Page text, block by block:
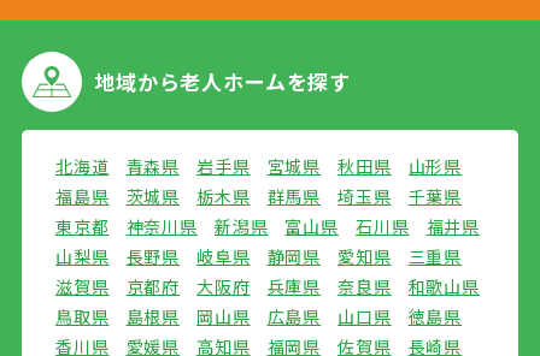
地域から老人ホームを探す
北海道 青森県 岩手県 宮城県 秋田県
山形県
福島県
茨城県 栃木県 群馬県 埼玉県
千葉県
東京都
神奈川県 新潟県 富山県 石川県
福井県
山梨県
長野県 岐阜県 静岡県 愛知県
三重県
滋賀県
京都府 大阪府 兵庫県 奈良県
和歌山県
鳥取県
島根県 岡山県 広島県 山口県
徳島県
香川県
愛媛県 高知県 福岡県 佐賀県
長崎県